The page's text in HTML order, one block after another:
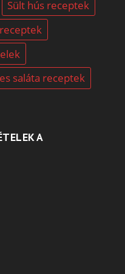
Sült hús receptek
saláta receptek
A